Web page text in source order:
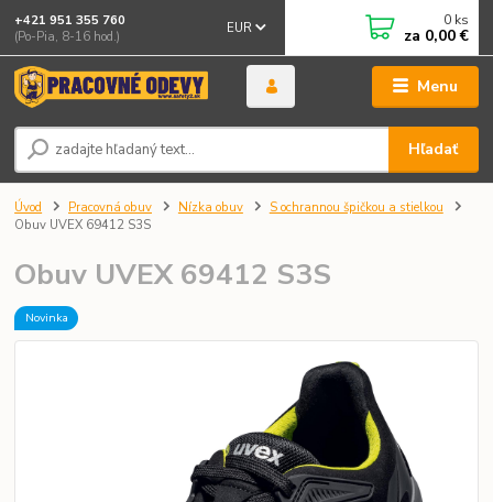
Menu
EUR
Hľadať
+421 951 355 760
(Po-Pia, 8-16 hod.)
0 ks
za 0,00 €
Úvod Pracovná obuv Nízka obuv
S ochrannou špičkou a stielkou
Obuv UVEX 69412 S3S
Obuv UVEX 69412 S3S
Novinka